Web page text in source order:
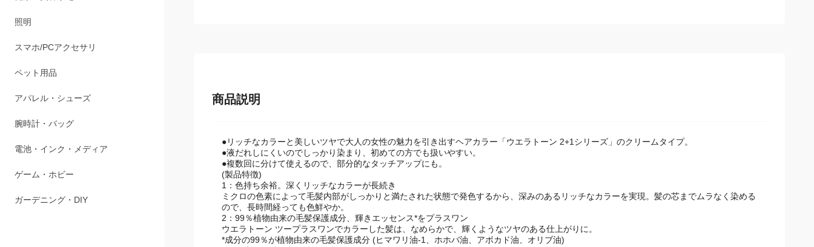
健康・美容家電
●リッチなカラーと美しいツヤで大人の女性の魅力を引き出すヘアカラー「ウエラトーン 2+1シリーズ」のクリームタイプ。
●液だれしにくいのでしっかり染まり、初めての方でも扱いやすい。
●複数回に分けて使えるので、部分的なタッチアップにも。
(製品特徴)
1：色持ち余裕。深くリッチなカラーが長続き
ミクロの色素によって毛髪内部がしっかりと満たされた状態で発色するから、深みのあるリッチなカラーを実現。髪の芯までムラなく染める
ので、長時間経っても色鮮やか。
2：99％植物由来の毛髪保護成分、輝きエッセンス*をプラスワン
ウエラトーン ツープラスワンでカラーした髪は、なめらかで、輝くようなツヤのある仕上がりに。